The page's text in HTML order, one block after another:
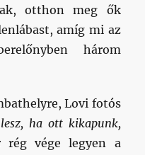
otthon meg ők
amíg mi az
három
Lovi fotós
ha ott kikapunk,
rég vége legyen a